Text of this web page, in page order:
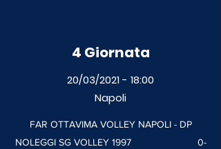
4 Giornata
FAR OTTAVIMA VOLLEY NAPOLI - DP
NOLEGGI SG VOLLEY 1997 0-
20/03/2021 - 18:00
Napoli